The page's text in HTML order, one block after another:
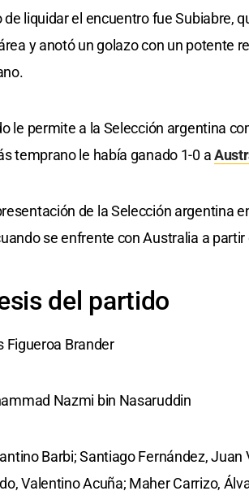
de liquidar el encuentro fue Subiabre,
y anotó un golazo con un potente
le permite a la Selección argentina
temprano le había ganado 1-0 a
de la Selección argentina
se enfrente con Australia a
del partido
Figueroa Brander
Nazmi bin Nasaruddin
Barbi; Santiago Fernández, Juan
Valentino Acuña; Maher Carrizo,